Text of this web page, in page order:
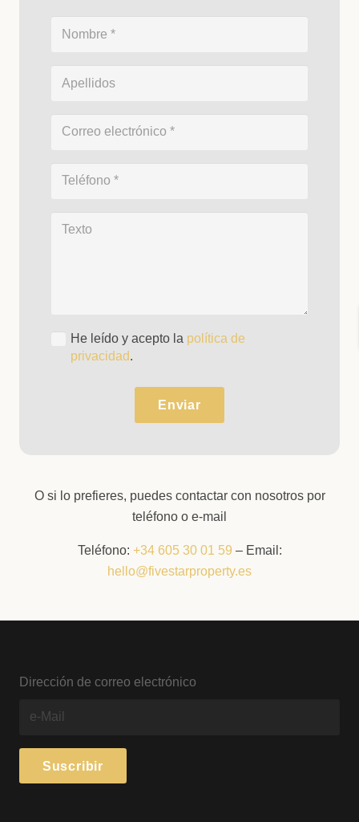
He leído y acepto la política de
privacidad.
Enviar
O si lo prefieres, puedes contactar con nosotros por
teléfono o e-mail
Teléfono: +34 605 30 01 59 – Email:
hello@fivestarproperty.es
Dirección de correo electrónico